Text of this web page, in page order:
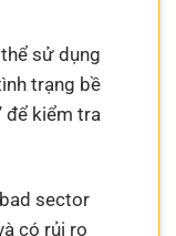
sử dụng
trạng bề
để kiểm tra
sector
có rủi ro